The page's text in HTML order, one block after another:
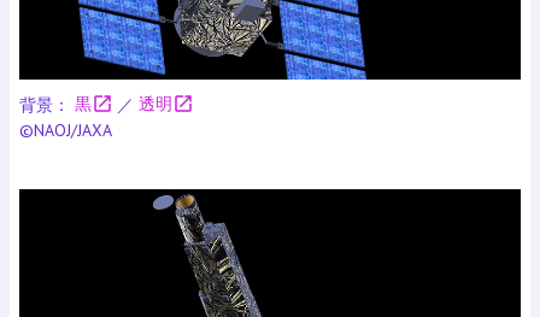
背景： 黒open_in_new ／ 透明open_in_new
©NAOJ/JAXA